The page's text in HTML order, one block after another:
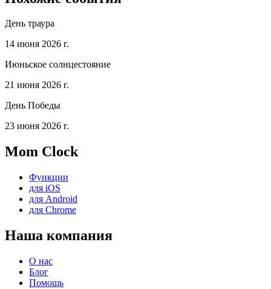
День траура
14 июня 2026 г.
Июньское солнцестояние
21 июня 2026 г.
День Победы
23 июня 2026 г.
Mom Clock
Функции
для iOS
для Android
для Chrome
Наша компания
О нас
Блог
Помощь